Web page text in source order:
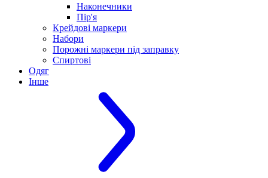
Наконечники
Пір'я
Крейдові маркери
Набори
Порожні маркери під заправку
Спиртові
Одяг
Інше